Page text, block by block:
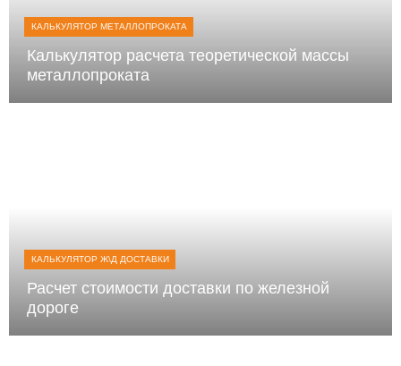
КАЛЬКУЛЯТОР МЕТАЛЛОПРОКАТА
Калькулятор расчета теоретической массы
металлопроката
КАЛЬКУЛЯТОР Ж\Д ДОСТАВКИ
Расчет стоимости доставки по железной
дороге